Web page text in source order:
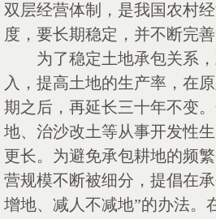
双层经营体制，是我国农村
度，要长期稳定，并不断完善
为了稳定土地承包关系
入，提高土地的生产率，在
期之后，再延长三十年不变
地、治沙改土等从事开发性
更长。为避免承包耕地的频
营规模不断被细分，提倡在
增地、减人不减地”的办法。